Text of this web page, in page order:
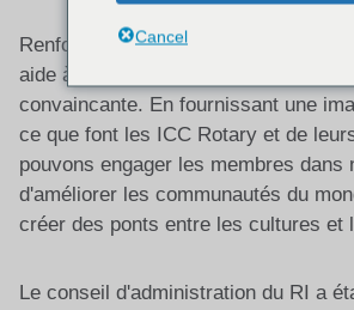
Renforcer les projets et initiatives
aide à raconter l'histoire de Rotary
convaincante. En fournissant une
ce que font les ICC Rotary et de
pouvons engager les membres dans
d'améliorer les communautés du
créer des ponts entre les cultures et
Le conseil d'administration du RI a
Cancel